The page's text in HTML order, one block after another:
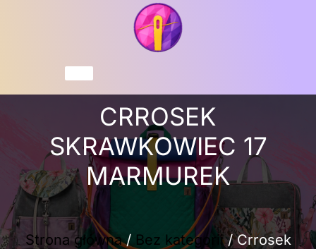
CRROSEK
SKRAWKOWIEC 17
MARMUREK
Strona główna/ Bez kategorii/ Crrosek